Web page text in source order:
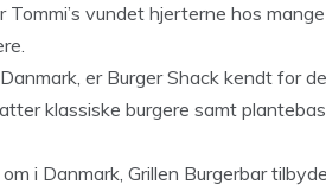
Tommi’s vundet hjerterne hos
er Burger Shack kendt for
klassiske burgere samt
i Danmark, Grillen Burgerbar